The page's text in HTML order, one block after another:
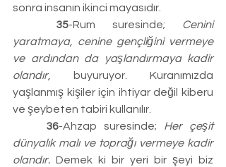
sonra insanın ikinci mayasıdır.
	35
-Rum suresinde; Cenini
yaratmaya, cenine gençliğini vermeye
ve ardından da yaşlandırmaya kadir
olandır, buyuruyor. Kuranımızda
yaşlanmış kişiler için ihtiyar değil kiberu
ve şeybeten tabiri kullanılır.
	36
-Ahzap suresinde; Her çeşit
dünyalık malı ve toprağı vermeye kadir
olandır. Demek ki bir yeri bir şeyi biz